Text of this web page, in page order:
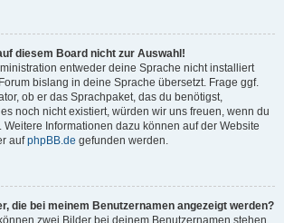
diesem Board nicht zur Auswahl!
entweder deine Sprache nicht installiert
bislang in deine Sprache übersetzt. Frage ggf.
ob er das Sprachpaket, das du benötigst,
noch nicht existiert, würden wir uns freuen, wenn du
Informationen dazu können auf der Website
aufphpBB.de gefunden werden.
die bei meinem Benutzernamen angezeigt werden?
zwei Bilder bei deinem Benutzernamen stehen.